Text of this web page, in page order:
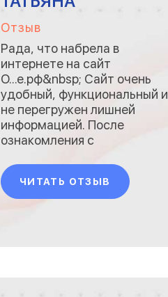
Отзыв
Рада, что набрела в
интернете на сайт
О...е.рф&nbsp; Сайт очень
удобный, функциональный и
не перегружен лишней
информацией. После
ознакомления с
же возникло желание
сделать заказ на окна. Через
форму на сайте отправила
ЧИТАТЬ ОТЗЫВ